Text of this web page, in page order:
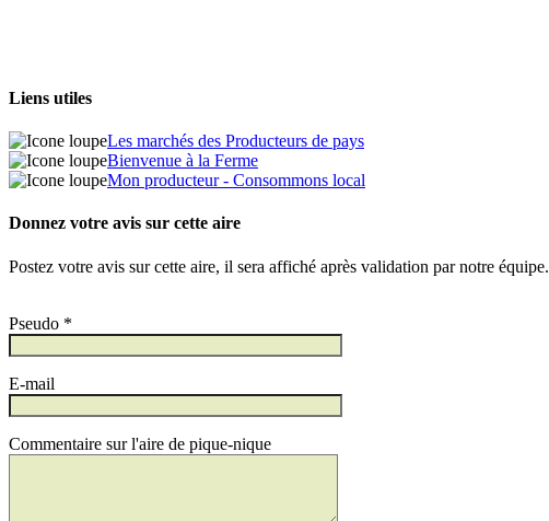
Liens utiles
Les marchés des Producteurs de pays
Bienvenue à la Ferme
Mon producteur - Consommons local
Donnez votre avis sur cette aire
Postez votre avis sur cette aire, il sera affiché après validation par notre équipe.
Pseudo *
E-mail
Commentaire sur l'aire de pique-nique